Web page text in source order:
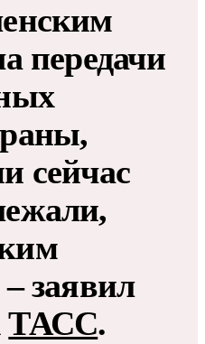
передачи
сейчас
заявил
ТАСС.